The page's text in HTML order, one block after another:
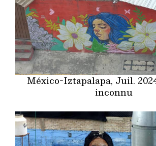
México-Iztapalapa, Juil.
inconnu